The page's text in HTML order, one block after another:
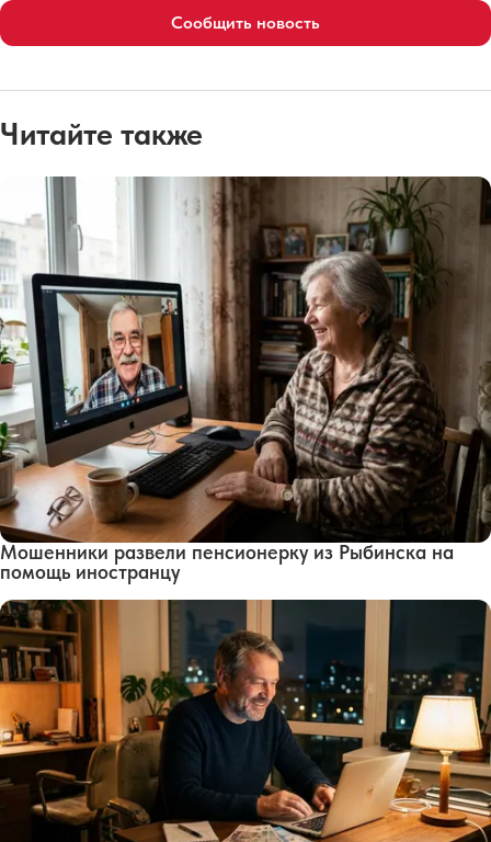
Сообщить новость
Читайте также
Мошенники развели пенсионерку из Рыбинска на
помощь иностранцу